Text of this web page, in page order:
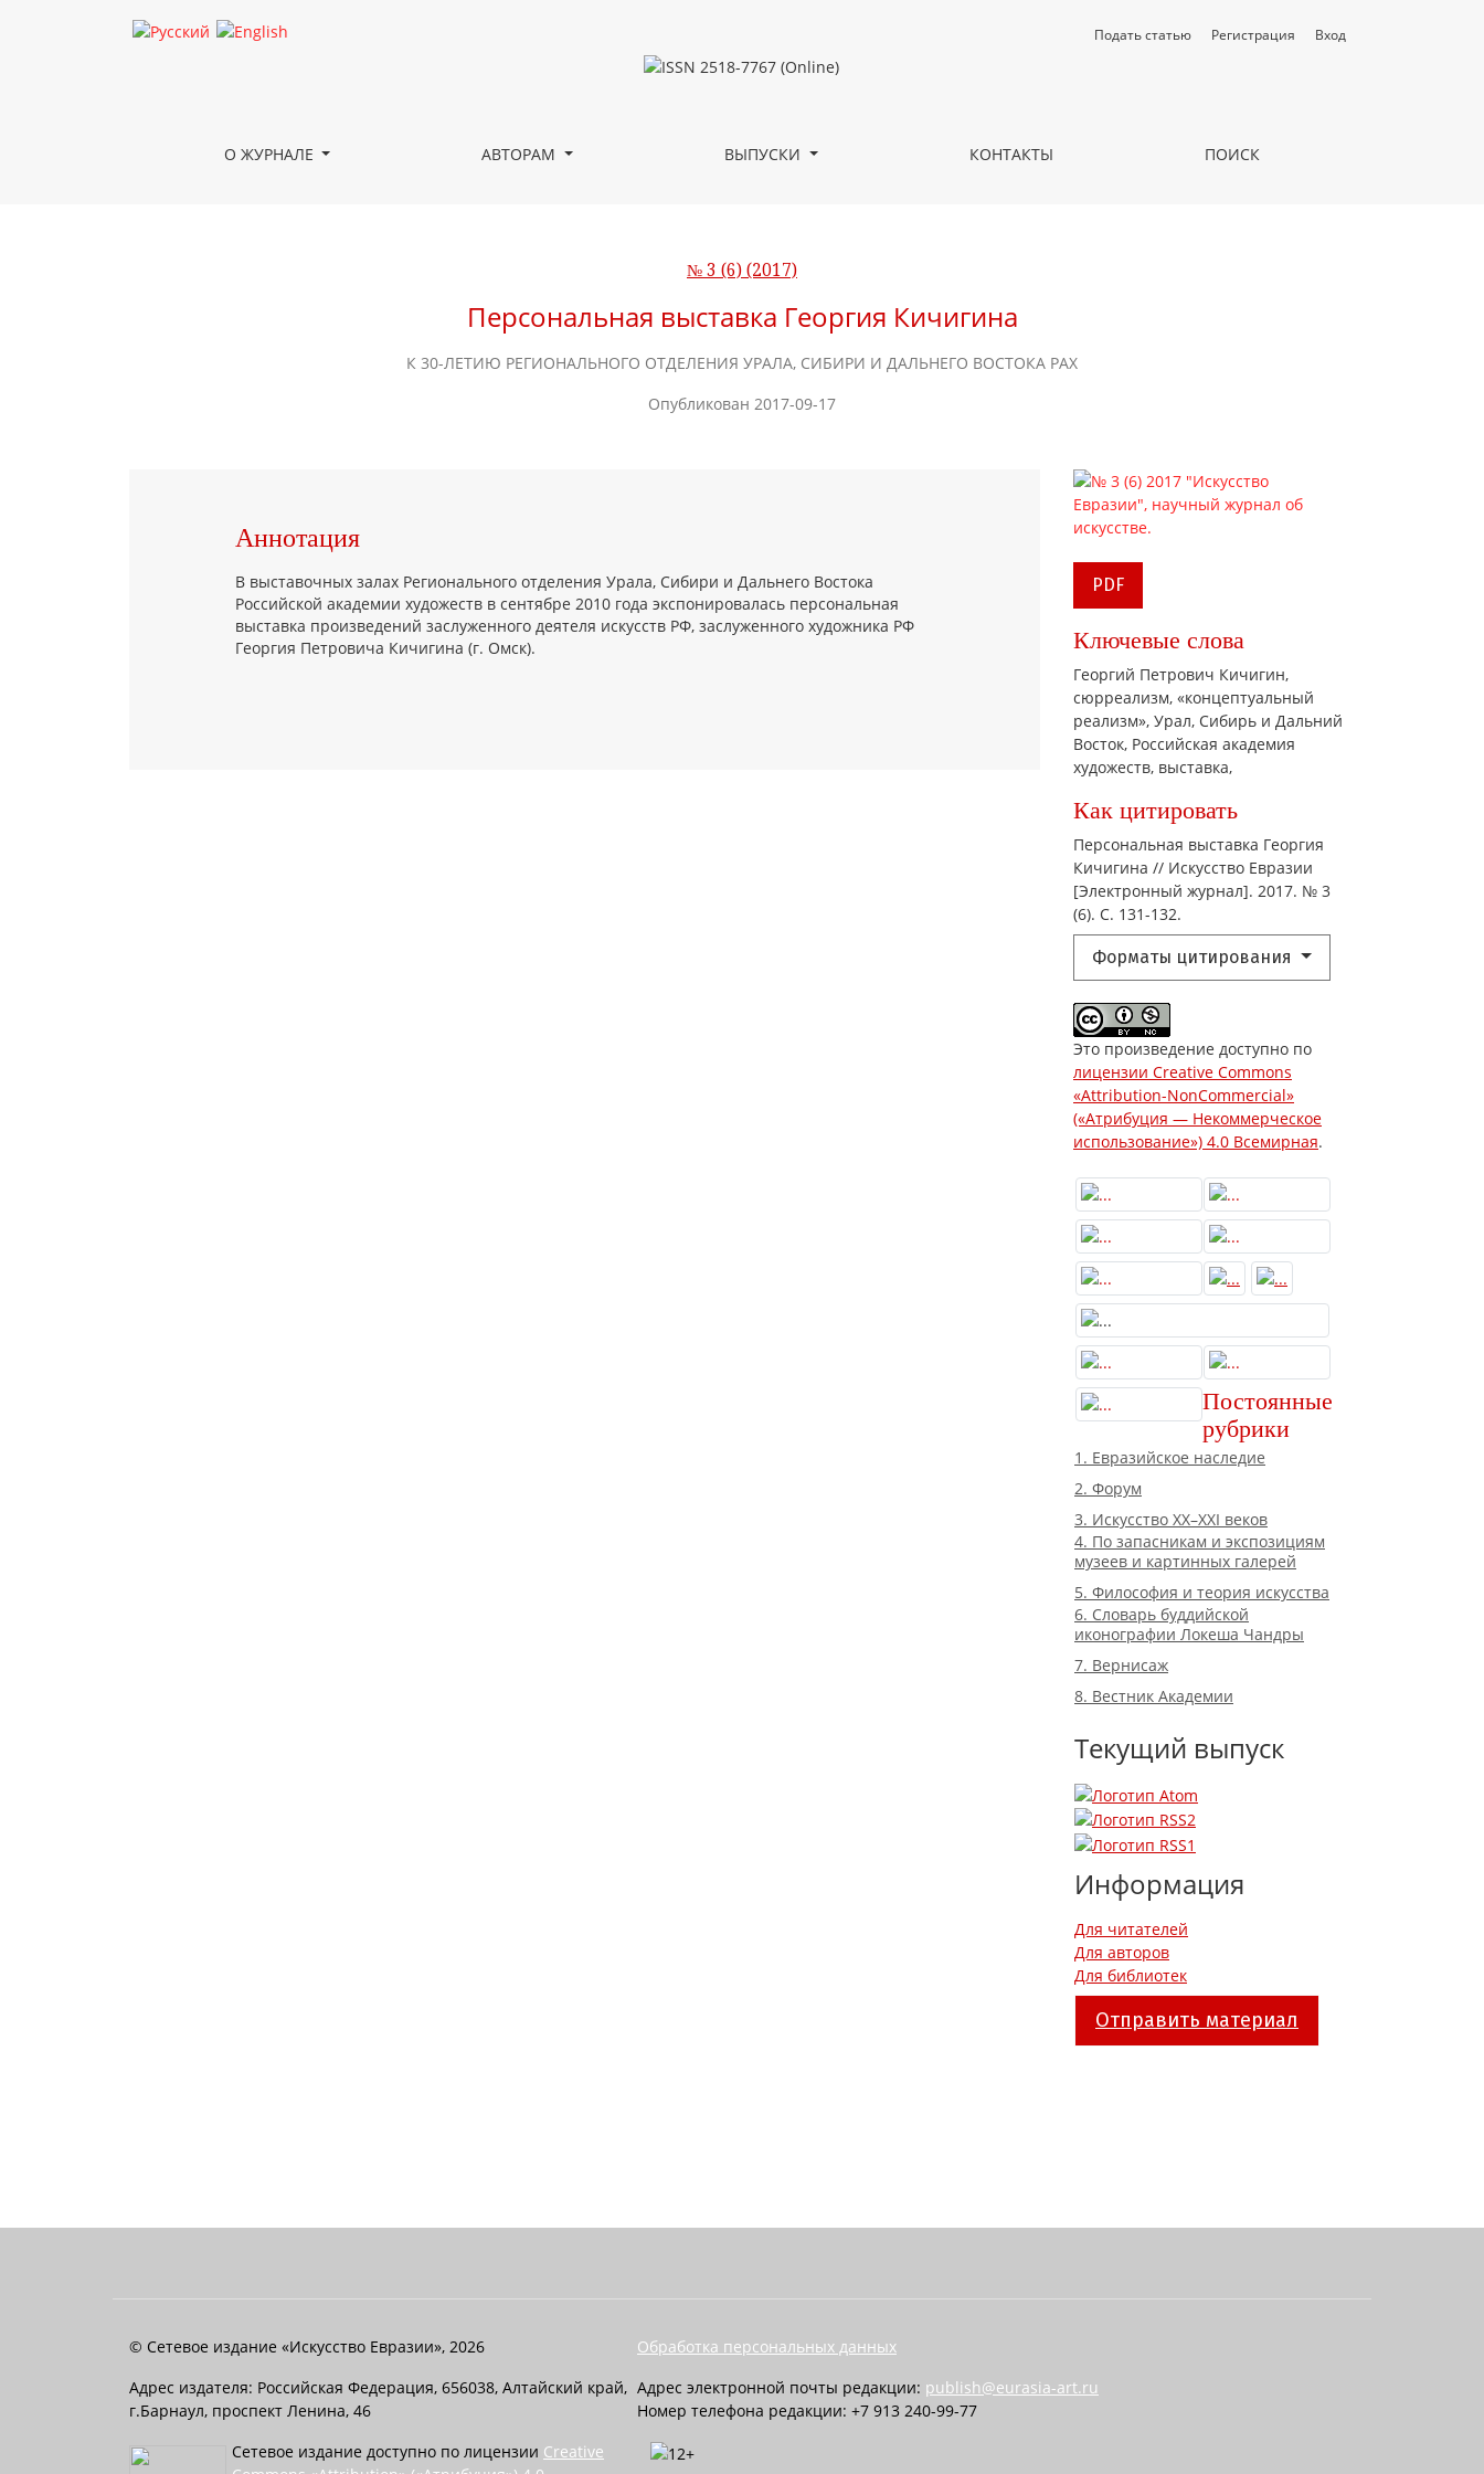
Персональная выставка Георгия Кичигина
О ЖУРНАЛЕ АВТОРАМ ВЫПУСКИ КОНТАКТЫ ПОИСК
Подать статью Регистрация Вход
№ 3 (6) (2017)
Персональная выставка Георгия Кичигина
К 30-ЛЕТИЮ РЕГИОНАЛЬНОГО ОТДЕЛЕНИЯ УРАЛА, СИБИРИ И ДАЛЬНЕГО ВОСТОКА РАХ
Опубликован 2017-09-17
PDF
Ключевые слова
Георгий Петрович Кичигин,
сюрреализм, «концептуальный
реализм», Урал, Сибирь и Дальний
Восток, Российская академия
художеств, выставка,
Как цитировать
Персональная выставка Георгия
Кичигина // Искусство Евразии
[Электронный журнал]. 2017. № 3
(6). С. 131-132.
Форматы цитирования
Это произведение доступно по
лицензии Creative Commons
«Attribution-NonCommercial»
(«Атрибуция — Некоммерческое
использование») 4.0 Всемирная.
Постоянные
рубрики
1. Евразийское наследие
2. Форум
3. Искусство XX–XXI веков
4. По запасникам и экспозициям
музеев и картинных галерей
5. Философия и теория искусства
6. Словарь буддийской
иконографии Локеша Чандры
7. Вернисаж
8. Вестник Академии
Текущий выпуск
Информация
Для читателей
Для авторов
Для библиотек
Отправить материал
Аннотация
В выставочных залах Регионального отделения Урала, Сибири и Дальнего Востока
Российской академии художеств в сентябре 2010 года экспонировалась персональная
выставка произведений заслуженного деятеля искусств РФ, заслуженного художника РФ
Георгия Петровича Кичигина (г. Омск).
© Сетевое издание «Искусство Евразии», 2026
Адрес издателя: Российская Федерация, 656038, Алтайский край,
г.Барнаул, проспект Ленина, 46
Сетевое издание доступно по лицензии Creative
Обработка персональных данных
Адрес электронной почты редакции: publish@eurasia-art.ru
Номер телефона редакции: +7 913 240-99-77